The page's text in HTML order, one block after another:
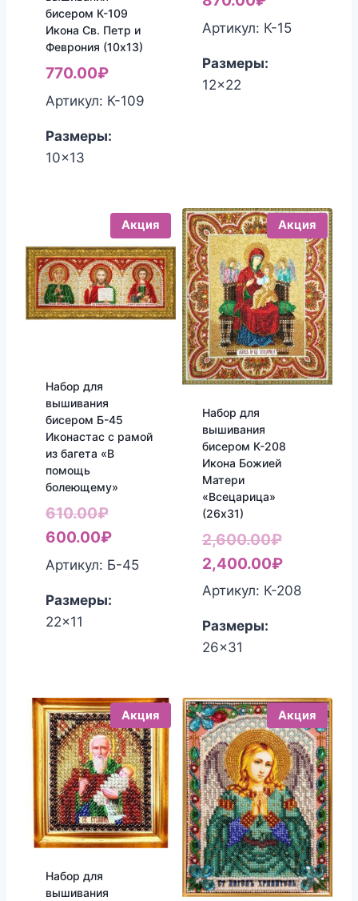
бисером К-109
Икона Св. Петр и
Феврония (10х13)
770.00₽
Артикул: К-109
Размеры:
10x13
составляла
цена:
Артикул: К-15
Размеры:
12x22
Акция
Набор для
вышивания
бисером Б-45
Иконастас с рамой
из багета «В
помощь
болеющему»
610.00₽Первоначальная
цена
составляла
600.00₽Текущая
цена:
Артикул: Б-45
Размеры:
22x11
Акция
Набор для
вышивания
бисером К-208
Икона Божией
Матери
«Всецарица»
(26х31)
2,600.00₽
цена
2,400.00₽Текущая
цена:
Артикул: К-208
Размеры:
26x31
Акция
Набор для
вышивания
Акция